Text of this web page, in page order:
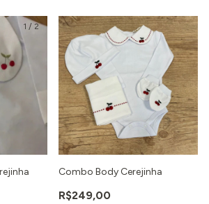
1 / 2
Combo Body Cerejinha
R$249,00